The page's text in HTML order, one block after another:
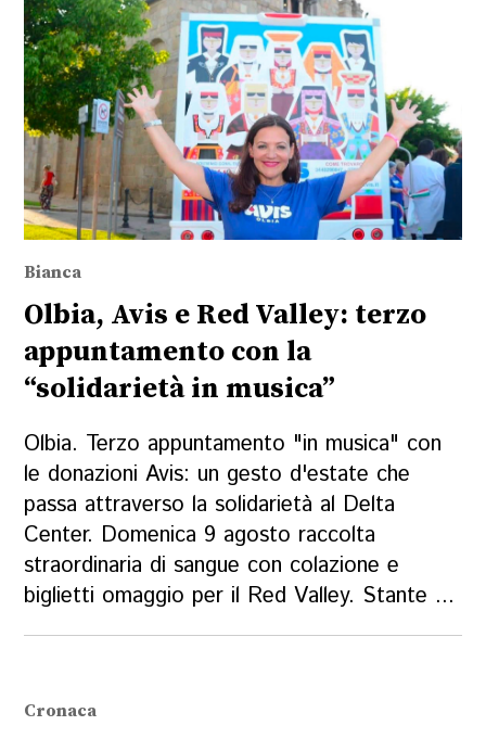
Bianca
Olbia, Avis e Red Valley: terzo
appuntamento con la
“solidarietà in musica”
Olbia. Terzo appuntamento "in musica" con
le donazioni Avis: un gesto d'estate che
passa attraverso la solidarietà al Delta
Center. Domenica 9 agosto raccolta
straordinaria di sangue con colazione e
biglietti omaggio per il Red Valley. Stante ...
Cronaca